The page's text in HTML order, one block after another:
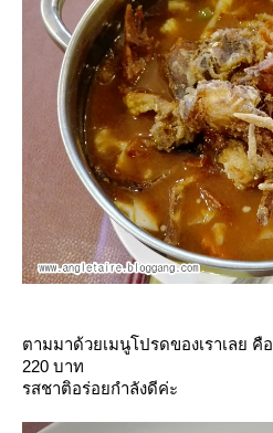
ตามมาด้วยเมนูโปรดของเราเลย คือ
220 บาท
รสชาติอร่อยกำลังดีค่ะ